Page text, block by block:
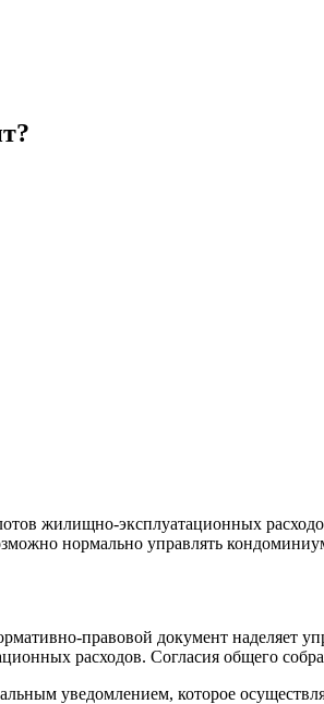
жилищно-эксплуатационных
нормально управлять
правовой документ наделяет
расходов. Согласия общего
уведомлением, которое